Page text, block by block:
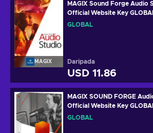
MAGIX
MAGIX Sound Forge Audio
Official Website Key
GLOBAL
Daripada
USD 11.86
MAGIX SOUND FORGE
Official Website Key
GLOBAL